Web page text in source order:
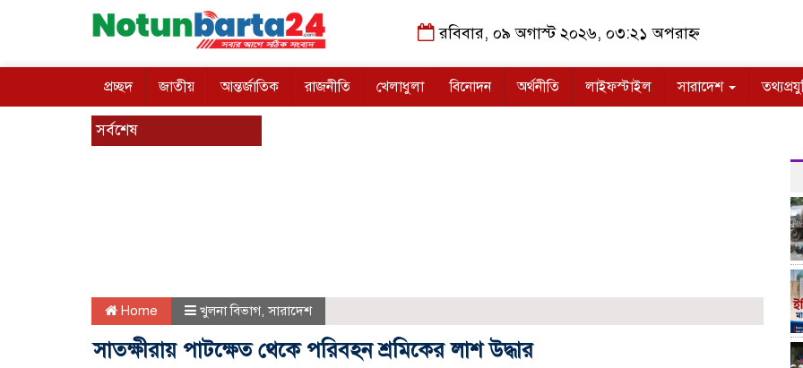
রবিবার, ০৯ অগাস্ট ২০২৬, ০৩:২১ অপরাহ্ন
প্রচ্ছদ জাতীয় আন্তর্জাতিক রাজনীতি খেলাধুলা বিনোদন অর্থনীতি লাইফস্টাইল সারাদেশ
সর্বশেষ
Home খুলনা বিভাগ,সারাদেশ
সাতক্ষীরায় পাটক্ষেত থেকে পরিবহন শ্রমিকের লাশ উদ্ধার